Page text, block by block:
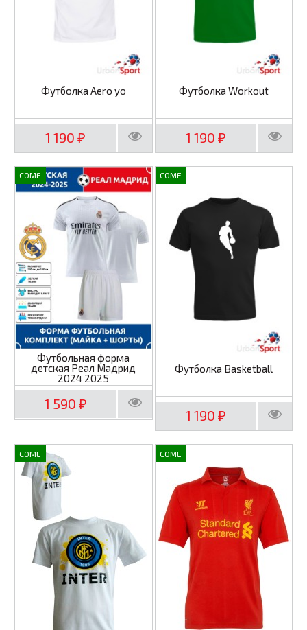
Футболка Aero yo
1 190₽
Футболка Workout
1 190 ₽
COME
Футбольная форма
детская Реал Мадрид
2024 2025
1 590 ₽
COME
Футболка Basketball
1 190 ₽
COME COME